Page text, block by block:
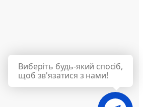
Виберіть будь-який спосіб,
щоб зв'язатися з нами!